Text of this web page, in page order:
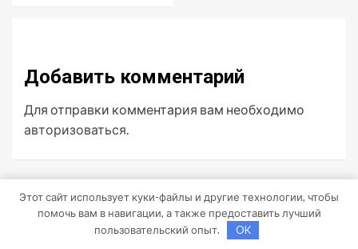
Добавить комментарий
Для отправки комментария вам необходимо
авторизоваться.
Поиск
Этот сайт использует куки-файлы и другие технологии, чтобы
помочь вам в навигации, а также предоставить лучший
пользовательский опыт.
OK